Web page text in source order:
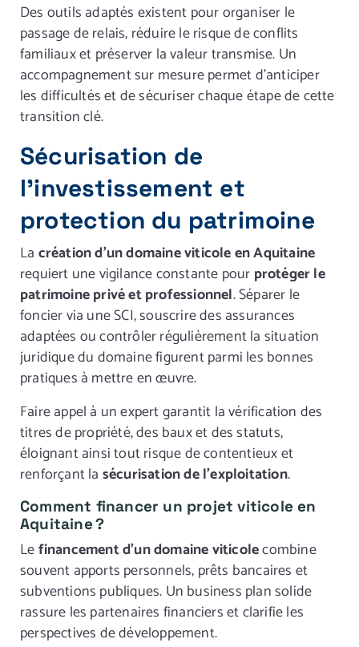
Des outils adaptés existent pour organiser le
passage de relais, réduire le risque de conflits
familiaux et préserver la valeur transmise. Un
accompagnement sur mesure permet d’anticiper
les difficultés et de sécuriser chaque étape de cette
transition clé.
Sécurisation de
l’investissement et
protection du patrimoine
La création d’un domaine viticole en Aquitaine
requiert une vigilance constante pour protéger le
patrimoine privé et professionnel. Séparer le
foncier via une SCI, souscrire des assurances
adaptées ou contrôler régulièrement la situation
juridique du domaine figurent parmi les bonnes
pratiques à mettre en œuvre.
Faire appel à un expert garantit la vérification des
titres de propriété, des baux et des statuts,
éloignant ainsi tout risque de contentieux et
renforçant la sécurisation de l’exploitation.
Comment financer un projet viticole en
Aquitaine ?
Lefinancement d’un domaine viticolecombine
souvent apports personnels, prêts bancaires et
subventions publiques. Un business plan solide
rassure les partenaires financiers et clarifie les
perspectives de développement.